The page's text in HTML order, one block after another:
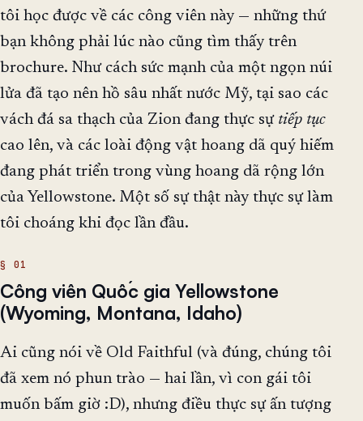
tôi học được về các công viên này — những thứ
bạn không phải lúc nào cũng tìm thấy trên
brochure. Như cách sức mạnh của một ngọn núi
lửa đã tạo nên hồ sâu nhất nước Mỹ, tại sao các
vách đá sa thạch của Zion đang thực sự tiếp tục
cao lên, và các loài động vật hoang dã quý hiếm
đang phát triển trong vùng hoang dã rộng lớn
của Yellowstone. Một số sự thật này thực sự làm
tôi choáng khi đọc lần đầu.
Công viên Quốc gia Yellowstone
(Wyoming, Montana, Idaho)
Ai cũng nói về Old Faithful (và đúng, chúng tôi
đã xem nó phun trào — hai lần, vì con gái tôi
muốn bấm giờ :D), nhưng điều thực sự ấn tượng